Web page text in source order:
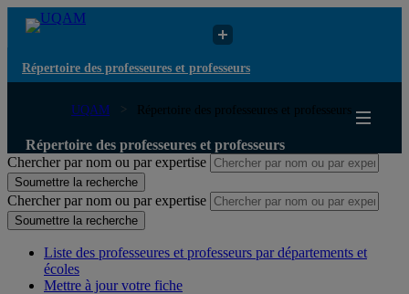
Répertoire des professeures et professeurs
UQAM Répertoire des professeures et professeurs
Répertoire des professeures et professeurs
Chercher par nom ou par expertise
Soumettre la recherche
Chercher par nom ou par expertise
Soumettre la recherche
Liste des professeures et professeurs par départements et
écoles
Mettre à jour votre fiche